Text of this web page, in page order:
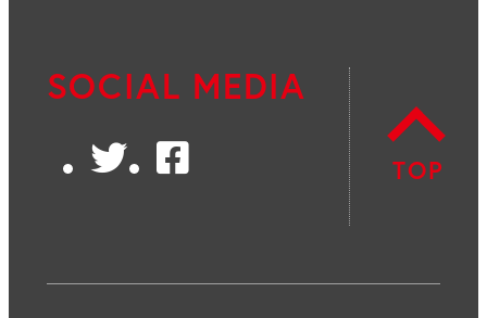
SOCIAL MEDIA
TwitterFacebook TOP